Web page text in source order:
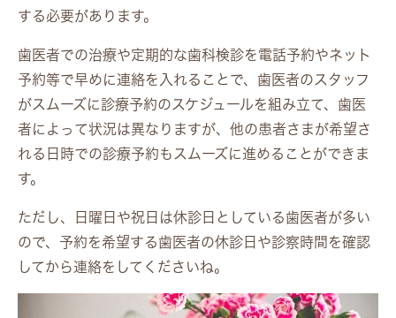
する必要があります。
歯医者での治療や定期的な歯科検診を電話予約やネット
予約等で早めに連絡を入れることで、歯医者のスタッフ
がスムーズに診療予約のスケジュールを組み立て、歯医
者によって状況は異なりますが、他の患者さまが希望さ
れる日時での診療予約もスムーズに進めることができま
す。
ただし、日曜日や祝日は休診日としている歯医者が多い
ので、予約を希望する歯医者の休診日や診察時間を確認
してから連絡をしてくださいね。